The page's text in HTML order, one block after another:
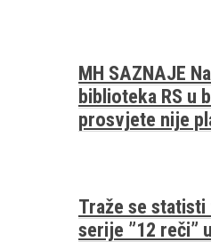
MH SAZNAJE
biblioteka RS u
prosvjete nije
Traže se
serije ”12 reči”